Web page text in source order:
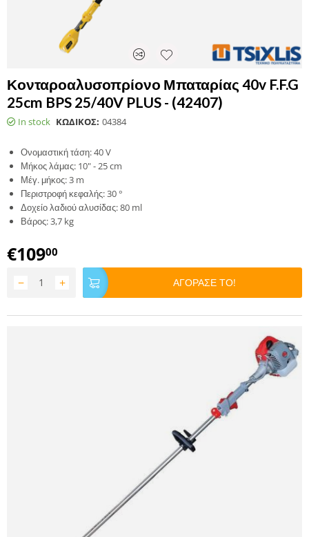
Κονταροαλυσοπρίονο Μπαταρίας 40v F.F.G
25cm BPS 25/40V PLUS - (42407)
In stock ΚΩΔΙΚΟΣ: 04384
Ονομαστική τάση: 40 V
Μήκος λάμας: 10" - 25 cm
Μέγ. μήκος: 3 m
Περιστροφή κεφαλής: 30 °
Δοχείο λαδιού αλυσίδας: 80 ml
Βάρος: 3,7 kg
€10900
+
− ΑΓΟΡΑΣΕ ΤΟ!